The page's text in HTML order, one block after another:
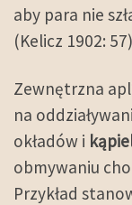
aby para nie
(Kelicz 1902:
Zewnętrzna
na
okładów i
obmywaniu
Przykład